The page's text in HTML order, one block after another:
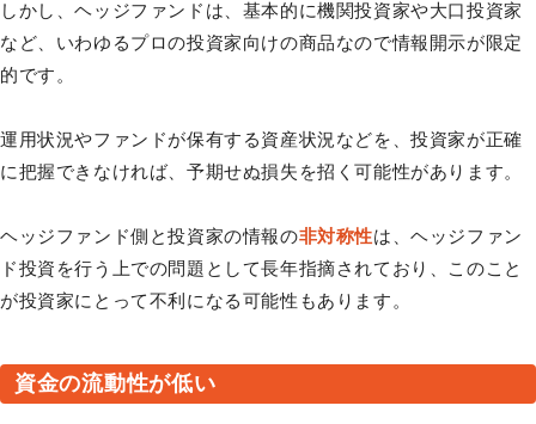
しかし、ヘッジファンドは、基本的に機関投資家や大口投資家
など、いわゆるプロの投資家向けの商品なので情報開示が限定
的です。
運用状況やファンドが保有する資産状況などを、投資家が正確
に把握できなければ、予期せぬ損失を招く可能性があります。
ヘッジファンド側と投資家の情報の非対称性は、ヘッジファン
ド投資を行う上での問題として長年指摘されており、このこと
が投資家にとって不利になる可能性もあります。
資金の流動性が低い